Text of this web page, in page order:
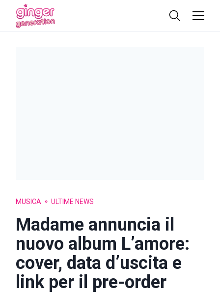
MUSICA ULTIME NEWS
Madame annuncia il
nuovo album L’amore:
cover, data d’uscita e
link per il pre-order